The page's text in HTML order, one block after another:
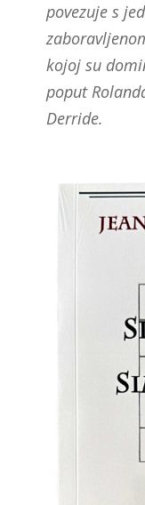
povezuje s
kojoj su
poput
Derride.